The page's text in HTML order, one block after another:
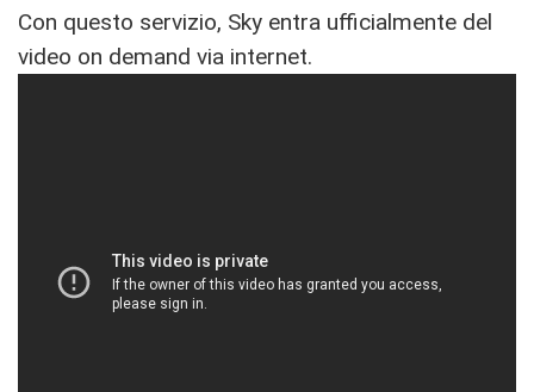
Con questo servizio, Sky entra ufficialmente del
video on demand via internet.